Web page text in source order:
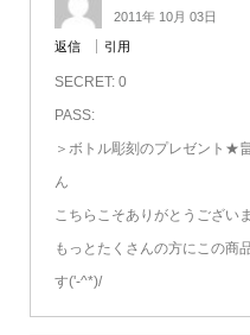
2011年 10月 03日
返信 引用
SECRET: 0
PASS:
＞ボトル彫刻のプレゼント★
ん
こちらこそありがとうございま
もっとたくさんの方にこの商
す('-^*)/